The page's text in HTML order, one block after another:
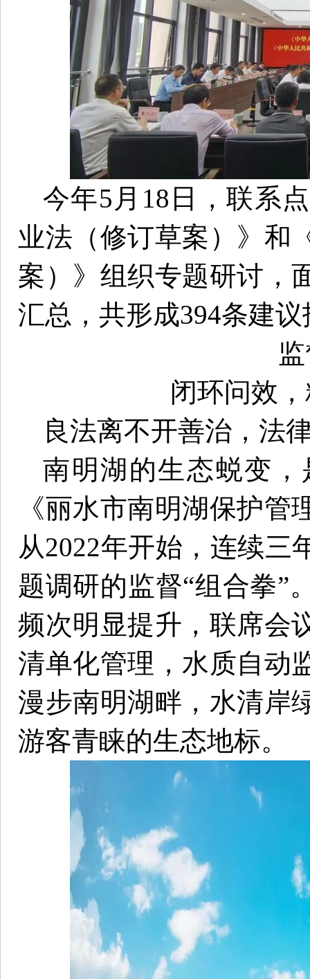
今年5月18日，联系
业法（修订草案）》和
案）》组织专题研讨，
汇总，共形成394条建
闭环问效
良法离不开善治，法
南明湖的生态蜕变
《丽水市南明湖保护
从2022年开始，连续三
题调研的监督“组合拳”
频次明显提升，联席会
清单化管理，水质自动
漫步南明湖畔，水清岸
游客青睐的生态地标。